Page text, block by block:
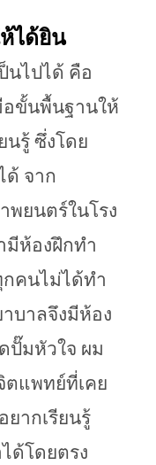
ได้ยิน
นไปได้ คือ
ขั้นพื้นฐานให้
รู้ ซึ่งโดย
ด้ จาก
พยนตร์ในโรง
มีห้องฝึกทำ
กคนไม่ได้ทำ
าบาลจึงมีห้อง
ปั๊มหัวใจ ผม
ตแพทย์ที่เคย
ากเรียนรู้
ด้โดยตรง